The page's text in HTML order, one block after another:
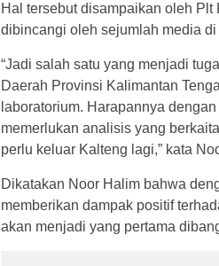
Hal tersebut disampaikan oleh
dibincangi oleh sejumlah media
“Jadi salah satu yang menjadi
Daerah Provinsi Kalimantan
laboratorium. Harapannya
memerlukan analisis yang
perlu keluar Kalteng lagi,” kata
Dikatakan Noor Halim bahwa
memberikan dampak positif
akan menjadi yang pertama